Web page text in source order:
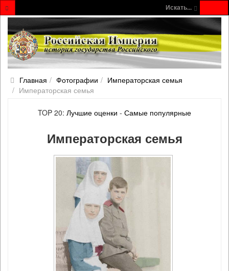
Искать...
Главная Фотографии
Императорская семья
Императорская семья
TOP 20: Лучшие оценки - Самые популярные
Императорская семья